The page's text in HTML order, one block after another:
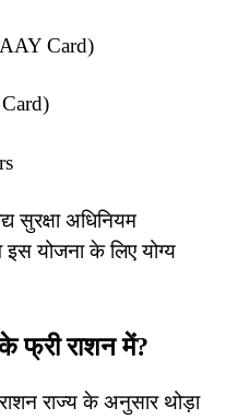
Card)
सुरक्षा अधिनियम
योजना के लिए योग्य
फ्री राशन में?
राज्य के अनुसार थोड़ा